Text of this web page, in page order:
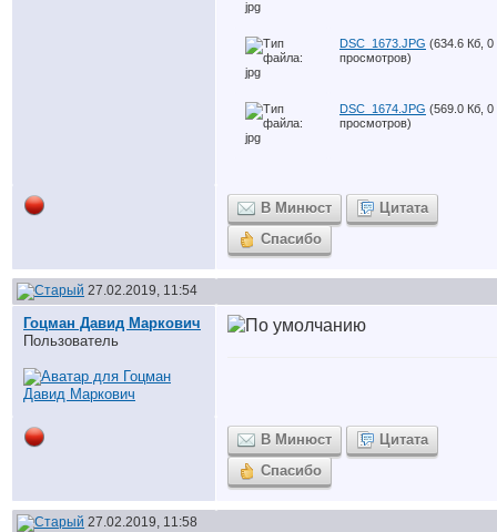
DSC_1673.JPG (634.6 Кб, 0
просмотров)
DSC_1674.JPG (569.0 Кб, 0
просмотров)
В Минюст
Цитата
Спасибо
27.02.2019, 11:54
Гоцман Давид Маркович
Пользователь
В Минюст
Цитата
Спасибо
27.02.2019, 11:58